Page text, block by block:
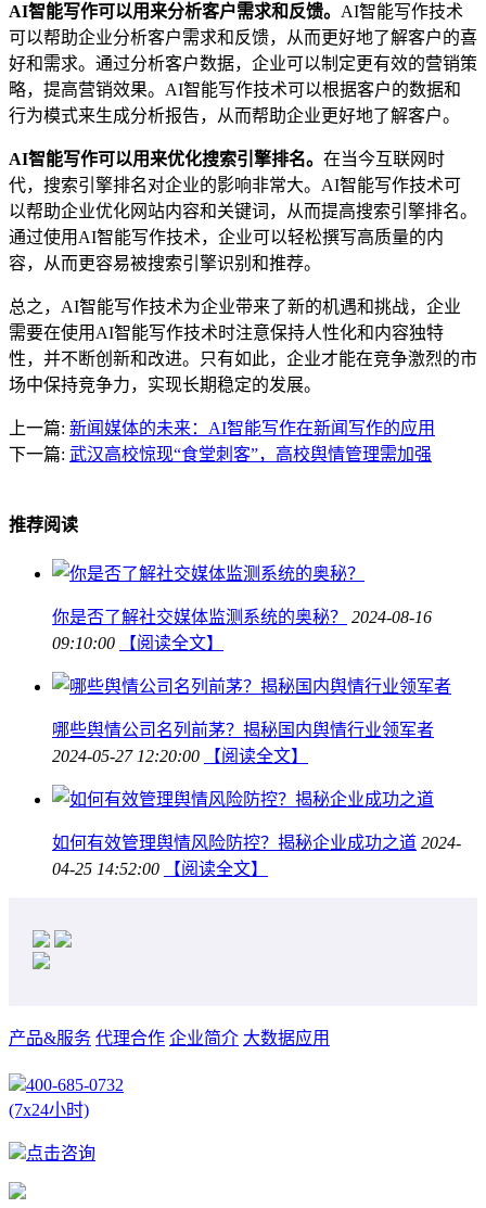
AI智能写作可以用来分析客户需求和反馈。 AI智能写作技术
可以帮助企业分析客户需求和反馈，从而更好地了解客户的喜
好和需求。通过分析客户数据，企业可以制定更有效的营销策
略，提高营销效果。AI智能写作技术可以根据客户的数据和
行为模式来生成分析报告，从而帮助企业更好地了解客户。
AI智能写作可以用来优化搜索引擎排名。 在当今互联网时
代，搜索引擎排名对企业的影响非常大。AI智能写作技术可
以帮助企业优化网站内容和关键词，从而提高搜索引擎排名。
通过使用AI智能写作技术，企业可以轻松撰写高质量的内
容，从而更容易被搜索引擎识别和推荐。
总之，AI智能写作技术为企业带来了新的机遇和挑战，企业
需要在使用AI智能写作技术时注意保持人性化和内容独特
性，并不断创新和改进。只有如此，企业才能在竞争激烈的市
场中保持竞争力，实现长期稳定的发展。
上一篇: 新闻媒体的未来：AI智能写作在新闻写作的应用
下一篇: 武汉高校惊现“食堂刺客”，高校舆情管理需加强
推荐阅读
你是否了解社交媒体监测系统的奥秘？
2024-08-16
09:10:00
【阅读全文】
哪些舆情公司名列前茅？揭秘国内舆情行业领军者
2024-05-27 12:20:00
【阅读全文】
如何有效管理舆情风险防控？揭秘企业成功之道 2024-
04-25 14:52:00
【阅读全文】
产品&服务 代理合作 企业简介 大数据应用
400-685-0732
(7x24小时)
点击咨询